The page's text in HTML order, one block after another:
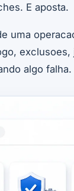
E aposta.
uma
algo falha.